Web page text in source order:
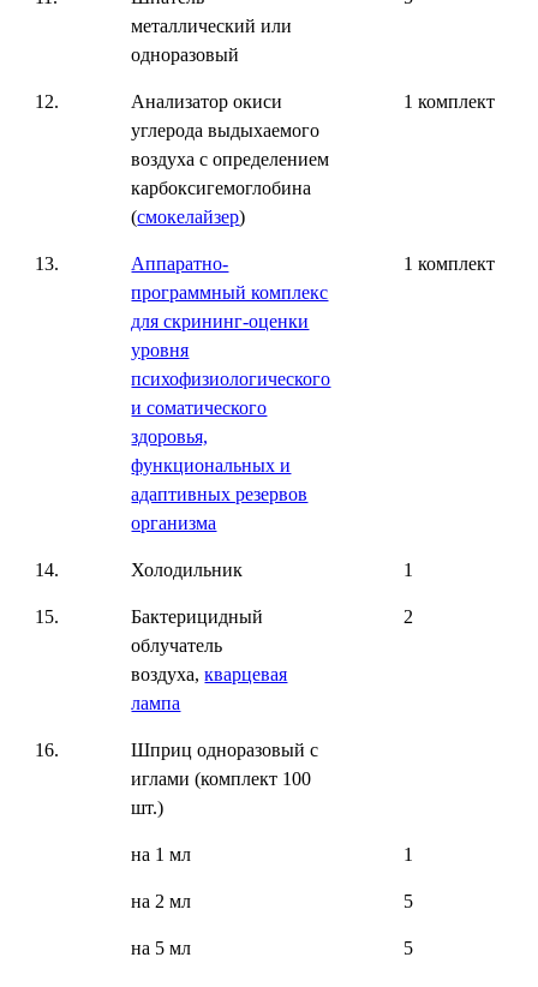
металлический или
одноразовый
12.
Анализатор окиси
углерода выдыхаемого
воздуха с определением
карбоксигемоглобина
(смокелайзер)
1 комплект
13.
Аппаратно-
программный комплекс
для скрининг-оценки
уровня
психофизиологического
и соматического
здоровья,
функциональных и
адаптивных резервов
организма
1 комплект
14. Холодильник 1
15.
Бактерицидный
облучатель
воздуха,кварцевая
лампа
2
16.
Шприц одноразовый с
иглами (комплект 100
шт.)
на 1 мл 1
на 2 мл 5
на 5 мл 5